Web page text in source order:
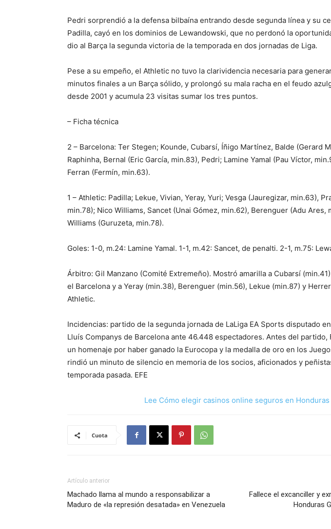
Pedri sorprendió a la defensa bilbaína entrando desde segunda línea y su
Padilla, cayó en los dominios de Lewandowski, que no perdonó la
dio al Barça la segunda victoria de la temporada en dos jornadas de Liga.
Pese a su empeño, el Athletic no tuvo la clarividencia necesaria para
minutos finales a un Barça sólido, y prolongó su mala racha en el feudo
desde 2001 y acumula 23 visitas sumar los tres puntos.
– Ficha técnica
2 – Barcelona: Ter Stegen; Kounde, Cubarsí, Íñigo Martínez, Balde (Gerard
Raphinha, Bernal (Eric García, min.83), Pedri; Lamine Yamal (Pau Víctor,
Ferran (Fermín, min.63).
1 – Athletic: Padilla; Lekue, Vivian, Yeray, Yuri; Vesga (Jauregizar, min.63),
min.78); Nico Williams, Sancet (Unai Gómez, min.62), Berenguer (Adu Ares,
Williams (Guruzeta, min.78).
Goles: 1-0, m.24: Lamine Yamal. 1-1, m.42: Sancet, de penalti. 2-1, m.75:
Árbitro: Gil Manzano (Comité Extremeño). Mostró amarilla a Cubarsí
el Barcelona y a Yeray (min.38), Berenguer (min.56), Lekue (min.87) y
Athletic.
Incidencias: partido de la segunda jornada de LaLiga EA Sports disputado
Lluís Companys de Barcelona ante 46.448 espectadores. Antes del partido,
un homenaje por haber ganado la Eurocopa y la medalla de oro en los
rindió un minuto de silencio en memoria de los socios, aficionados y
temporada pasada. EFE
Lee Cómo elegir casinos online seguros en Honduras
Cuota
Artículo anterior
Machado llama al mundo a responsabilizar a
Maduro de «la represión desatada» en Venezuela
Fallece el excanciller y
Honduras